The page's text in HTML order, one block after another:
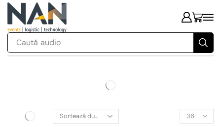
Caută audio